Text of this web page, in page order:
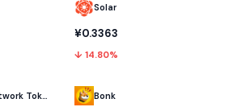
Impossible Cloud Network Token
Solar
¥0.3363
↓ 14.80%
Bonk